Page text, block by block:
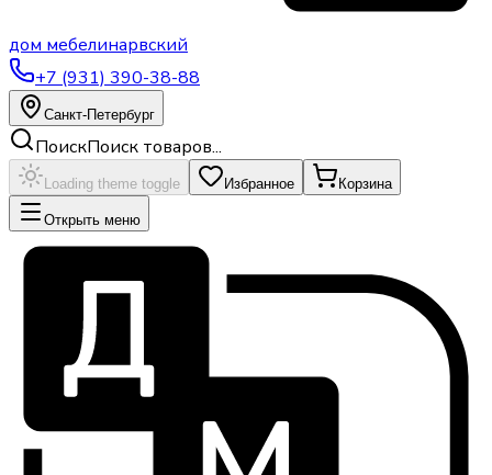
дом мебелинарвский
+7 (931) 390-38-88
Санкт-Петербург
ПоискПоиск товаров...
Loading theme toggle Избранное Корзина
Открыть меню